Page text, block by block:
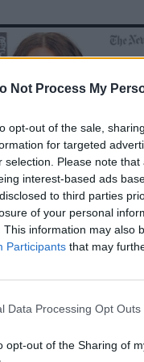
Not Process My
opt-out of the sale,
for targeted
selection. Please note
interest-based ads
to third parties
of your personal
This information may also
Participants that may
Data Processing Opt Outs
opt-out of the Sharing of
από
του BBC
Point of View
ΑΠΟΣΤΟΛΟΠΟΥΛΟΥ
καλοκαιρινή
σαλάτα με καρπούζι,
φράουλες που θα